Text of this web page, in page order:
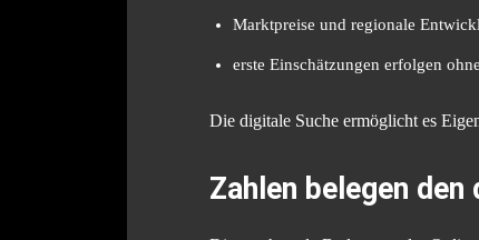
Marktpreise und regionale
erste Einschätzungen erfolgen
Die digitale Suche ermöglicht es
Zahlen belegen